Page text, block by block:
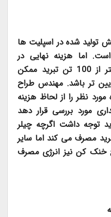
تولید شده در اسپلیت ها
اما هزینه نهایی در
ساختمانهای با ظرفیت کمتر از 100 تن تبرید ممکن
تر باشد. مهندس طراح
نظر را از لحاظ هزینه
مورد بررسی قرار دهد
توجه داشت اگرچه چیلر
مصرف می کند اما سایر
خنک کن نیز انرژی مصرف